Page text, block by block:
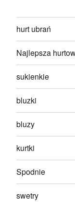
hurt ubrań
Najlepsza
sukienkie
bluzki
bluzy
kurtki
Spodnie
swetry